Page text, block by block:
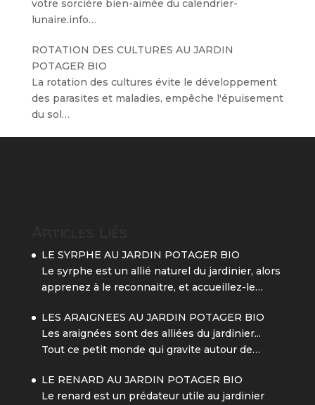
votre sorcière bien-aimée du calendrier-
lunaire.info…
ROTATION DES CULTURES AU JARDIN
POTAGER BIO
La rotation des cultures évite le développement
des parasites et maladies, empêche l'épuisement
du sol…
LE SYRPHE AU JARDIN POTAGER BIO
Le syrphe est un allié naturel du jardinier, alors
apprenez à le reconnaitre, et accueillez-le…
LES ARAIGNEES AU JARDIN POTAGER BIO
Les araignées sont des alliées du jardinier...
Tout ce petit monde qui gravite autour de…
LE RENARD AU JARDIN POTAGER BIO
Le renard est un prédateur utile au jardinier